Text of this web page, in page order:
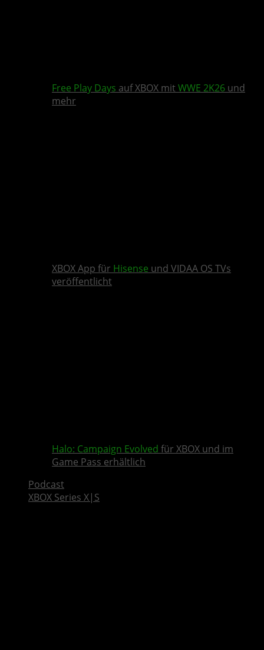
Free Play Days auf XBOX mit WWE 2K26 und
mehr
XBOX App für Hisense und VIDAA OS TVs
veröffentlicht
Halo: Campaign Evolved für XBOX und im
Game Pass erhältlich
Podcast
XBOX Series X|S